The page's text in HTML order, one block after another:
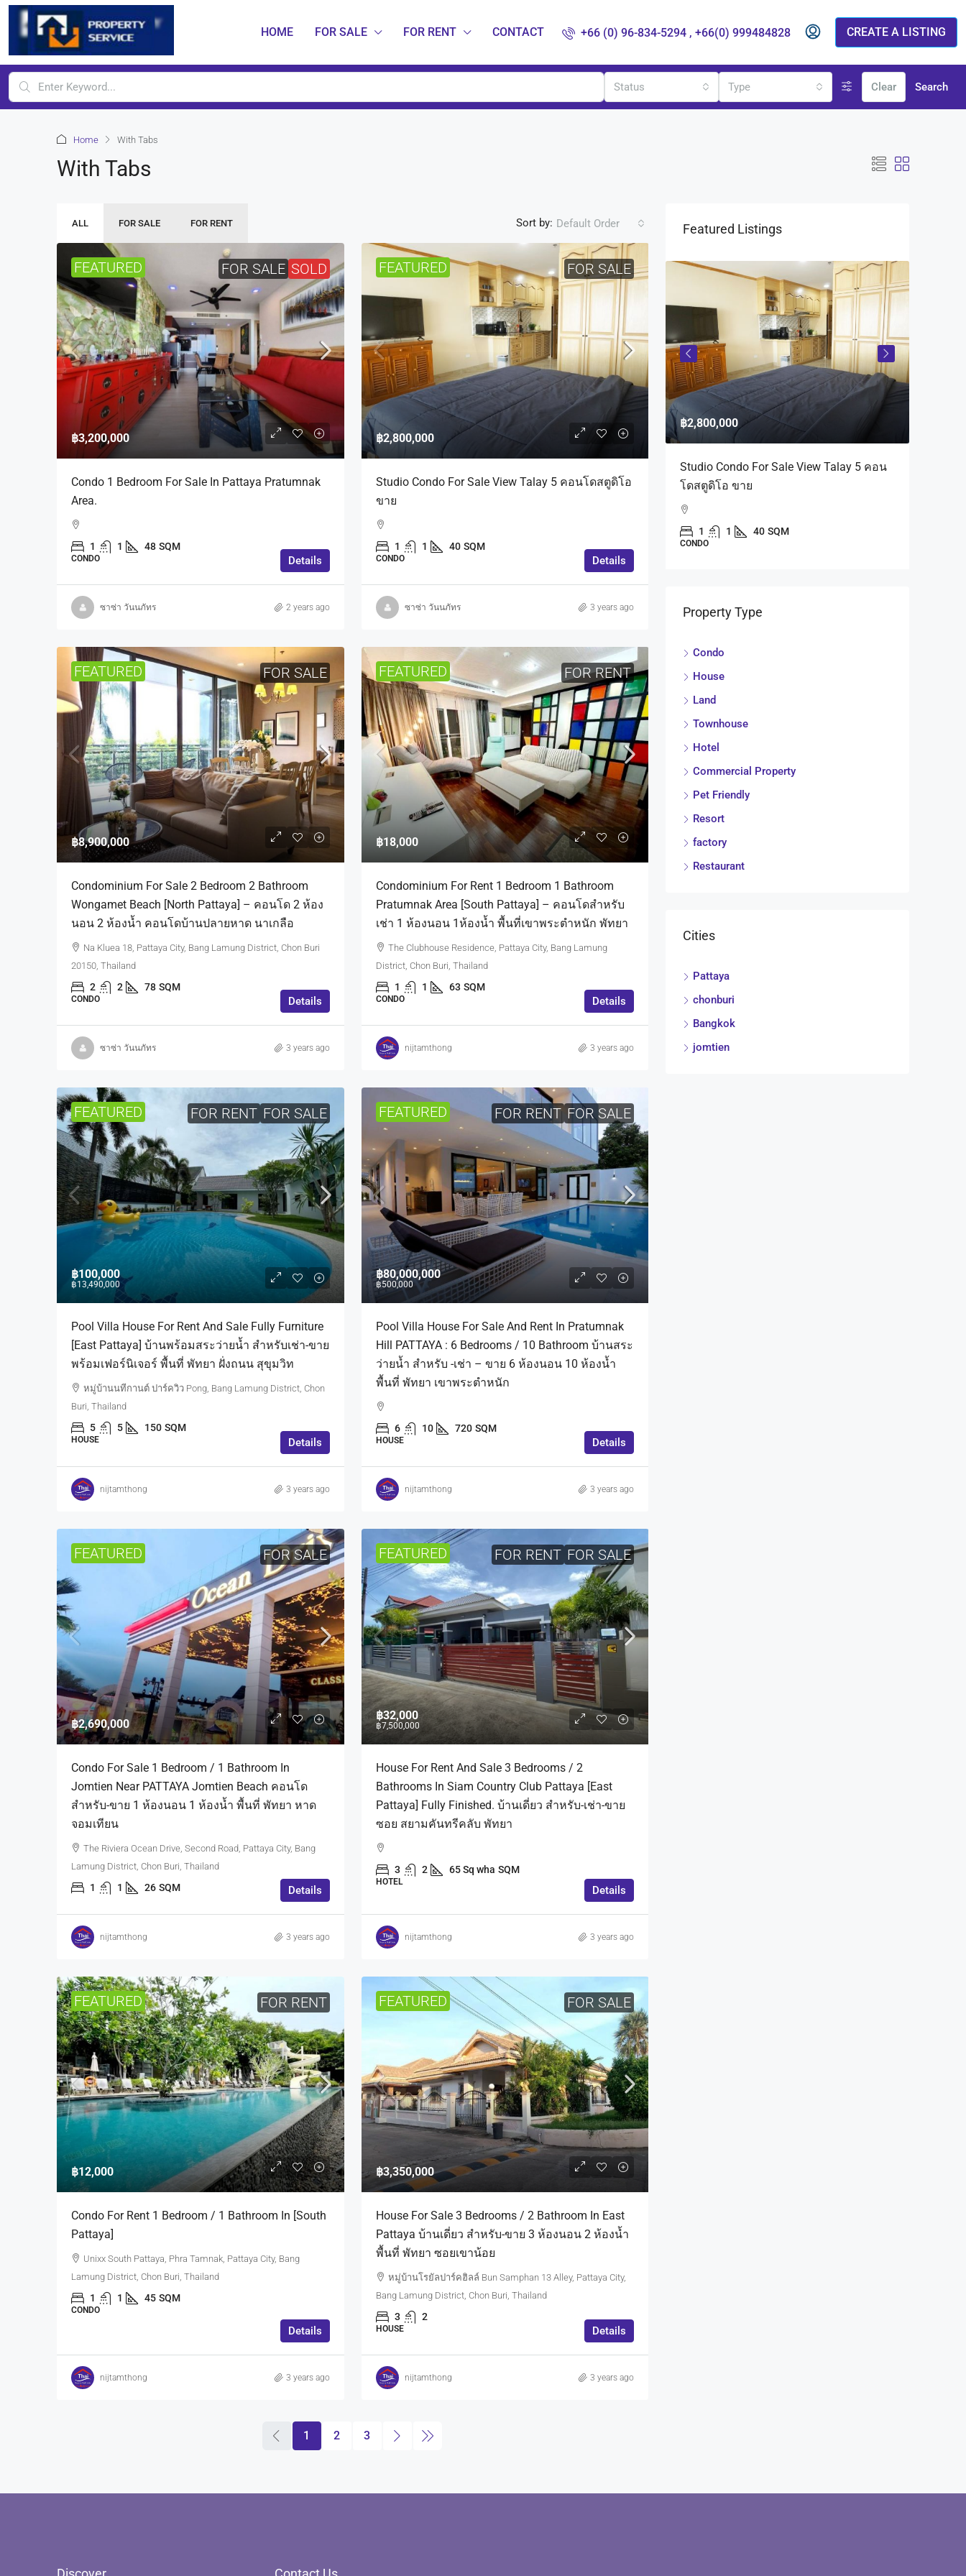
HOME FOR SALE FOR RENT CONTACT +66 (0) 96-834-5294 , +66(0) 999484828 CREATE A LISTING
Status Type Clear Search
Home With Tabs
With Tabs
ALL FOR SALE FOR RENT Sort by: Default Order
FEATURED FOR SALE SOLD
฿3,200,000
Condo 1 Bedroom For Sale In Pattaya Pratumnak
Area.
1 1 48 SQM
CONDO Details
ซาซ่า วันนภัทร 2 years ago
FEATURED FOR SALE
฿2,800,000
Studio Condo For Sale View Talay 5 คอนโดสตูดิโอ
ขาย
1 1 40 SQM
CONDO Details
ซาซ่า วันนภัทร 3 years ago
FEATURED FOR SALE
฿8,900,000
Condominium For Sale 2 Bedroom 2 Bathroom
Wongamet Beach [North Pattaya] – คอนโด 2 ห้อง
นอน 2 ห้องน้ำ คอนโดบ้านปลายหาด นาเกลือ
Na Kluea 18, Pattaya City, Bang Lamung District, Chon Buri
20150, Thailand
2 2 78 SQM
CONDO Details
ซาซ่า วันนภัทร 3 years ago
FEATURED FOR RENT
฿18,000
Condominium For Rent 1 Bedroom 1 Bathroom
Pratumnak Area [South Pattaya] – คอนโดสำหรับ
เช่า 1 ห้องนอน 1ห้องน้ำ พื้นที่เขาพระตำหนัก พัทยา
The Clubhouse Residence, Pattaya City, Bang Lamung
District, Chon Buri, Thailand
1 1 63 SQM
CONDO Details
nijtamthong 3 years ago
FEATURED FOR RENT FOR SALE
฿100,000
฿13,490,000
Pool Villa House For Rent And Sale Fully Furniture
[East Pattaya] บ้านพร้อมสระว่ายน้ำ สำหรับเช่า-ขาย
พร้อมเฟอร์นิเจอร์ พื้นที่ พัทยา ฝั่งถนน สุขุมวิท
หมู่บ้านนทีกานต์ ปาร์ควิว Pong, Bang Lamung District, Chon
Buri, Thailand
5 5 150 SQM
HOUSE Details
nijtamthong 3 years ago
FEATURED FOR RENT FOR SALE
฿80,000,000
฿500,000
Pool Villa House For Sale And Rent In Pratumnak
Hill PATTAYA : 6 Bedrooms / 10 Bathroom บ้านสระ
ว่ายน้ำ สำหรับ -เช่า – ขาย 6 ห้องนอน 10 ห้องน้ำ
พื้นที่ พัทยา เขาพระตำหนัก
6 10 720 SQM
HOUSE Details
nijtamthong 3 years ago
FEATURED FOR SALE
฿2,690,000
Condo For Sale 1 Bedroom / 1 Bathroom In
Jomtien Near PATTAYA Jomtien Beach คอนโด
สำหรับ-ขาย 1 ห้องนอน 1 ห้องน้ำ พื้นที่ พัทยา หาด
จอมเทียน
The Riviera Ocean Drive, Second Road, Pattaya City, Bang
Lamung District, Chon Buri, Thailand
1 1 26 SQM Details
nijtamthong 3 years ago
FEATURED FOR RENT FOR SALE
฿32,000
฿7,500,000
House For Rent And Sale 3 Bedrooms / 2
Bathrooms In Siam Country Club Pattaya [East
Pattaya] Fully Finished. บ้านเดี่ยว สำหรับ-เช่า-ขาย
ซอย สยามคันทรีคลับ พัทยา
3 2 65 Sq wha SQM
HOTEL
Details
nijtamthong 3 years ago
FEATURED FOR RENT
฿12,000
Condo For Rent 1 Bedroom / 1 Bathroom In [South
Pattaya]
Unixx South Pattaya, Phra Tamnak, Pattaya City, Bang
Lamung District, Chon Buri, Thailand
1 1 45 SQM
CONDO
Details
nijtamthong 3 years ago
FEATURED FOR SALE
฿3,350,000
House For Sale 3 Bedrooms / 2 Bathroom In East
Pattaya บ้านเดี่ยว สำหรับ-ขาย 3 ห้องนอน 2 ห้องน้ำ
พื้นที่ พัทยา ซอยเขาน้อย
หมู่บ้านโรยัลปาร์คฮิลล์ Bun Samphan 13 Alley, Pattaya City,
Bang Lamung District, Chon Buri, Thailand
3 2
HOUSE Details
nijtamthong 3 years ago
1 2 3
Featured Listings
฿100,000
฿13,490,000
Furniture [East Pattaya] บ้านพร้อมสระว่าย
น้ำ สำหรับเช่า-ขาย พร้อมเฟอร์นิเจอร์ พื้นที่
หมู่บ้านนทีกานต์ ปาร์ควิว Pong, Bang Lamung
District, Chon Buri, Thailand
5 5 150 SQM
฿3,200,000
Pratumnak Area.
CONDO
฿2,800,000
Studio Condo For Sale View Talay 5 คอน
โดสตูดิโอ ขาย
1 1 40 SQM
CONDO
Property Type
Condo
House
Land
Townhouse
Hotel
Commercial Property
Pet Friendly
Resort
factory
Restaurant
Cities
Pattaya
chonburi
Bangkok
jomtien